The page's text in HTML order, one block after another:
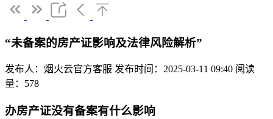
“未备案的房产证影响及法律风险解析”
发布人：烟火云官方客服 发布时间：2025-03-11 09:40 阅读
量：578
办房产证没有备案有什么影响